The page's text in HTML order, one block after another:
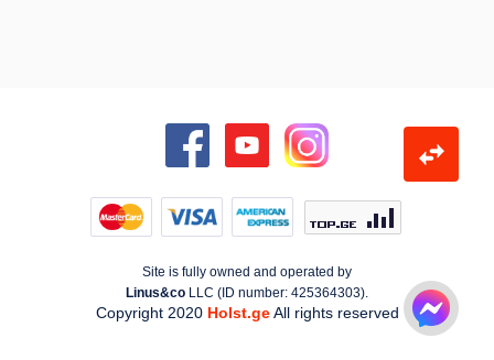
Site is fully owned and operated by
Linus&co LLC (ID number: 425364303).
Copyright 2020 Holst.geAll rights reserved